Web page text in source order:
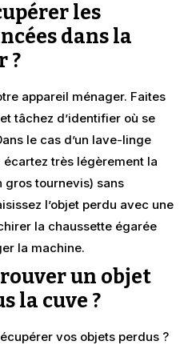
les
dans la
?
appareil ménager. Faites
tâchez d’identifier où se
le cas d’un lave-linge
très légèrement la
gros tournevis) sans
l’objet perdu avec une
la chaussette égarée
la machine.
un objet
la cuve ?
vos objets perdus ?